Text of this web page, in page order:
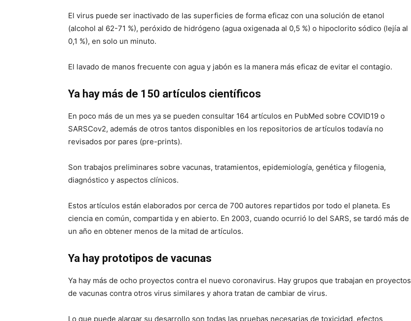
El virus puede ser inactivado de las superficies de forma eficaz con una solución de etanol
(alcohol al 62-71 %), peróxido de hidrógeno (agua oxigenada al 0,5 %) o hipoclorito sódico (lejía al
0,1 %), en solo un minuto.
El lavado de manos frecuente con agua y jabón es la manera más eficaz de evitar el contagio.
Ya hay más de 150 artículos científicos
En poco más de un mes ya se pueden consultar 164 artículos en PubMed sobre COVID19 o
SARSCov2, además de otros tantos disponibles en los repositorios de artículos todavía no
revisados por pares (pre-prints).
Son trabajos preliminares sobre vacunas, tratamientos, epidemiología, genética y filogenia,
diagnóstico y aspectos clínicos.
Estos artículos están elaborados por cerca de 700 autores repartidos por todo el planeta. Es
ciencia en común, compartida y en abierto. En 2003, cuando ocurrió lo del SARS, se tardó más de
un año en obtener menos de la mitad de artículos.
Ya hay prototipos de vacunas
Ya hay más de ocho proyectos contra el nuevo coronavirus. Hay grupos que trabajan en proyectos
de vacunas contra otros virus similares y ahora tratan de cambiar de virus.
Lo que puede alargar su desarrollo son todas las pruebas necesarias de toxicidad, efectos